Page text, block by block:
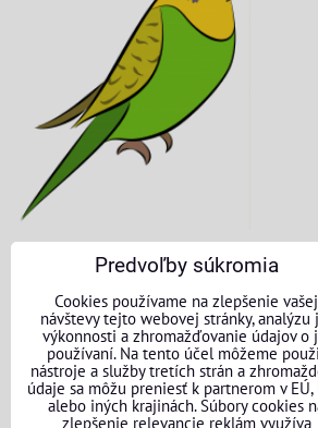
KONTAKTNÉ ÚDAJE
O nás
Kontakt
Požičovňa náradia
Predvoľby súkromia
Cookies používame na zlepšenie vašej
návštevy tejto webovej stránky, analýzu
výkonnosti a zhromažďovanie údajov o
používaní. Na tento účel môžeme
nástroje a služby tretích strán a
údaje sa môžu preniesť k partnerom v EÚ,
alebo iných krajinách. Súbory cookies
zlepšenie relevancie reklám využíva